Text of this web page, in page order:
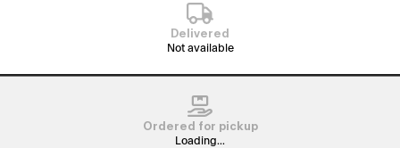
Delivered
Not available
Ordered for pickup
Loading...